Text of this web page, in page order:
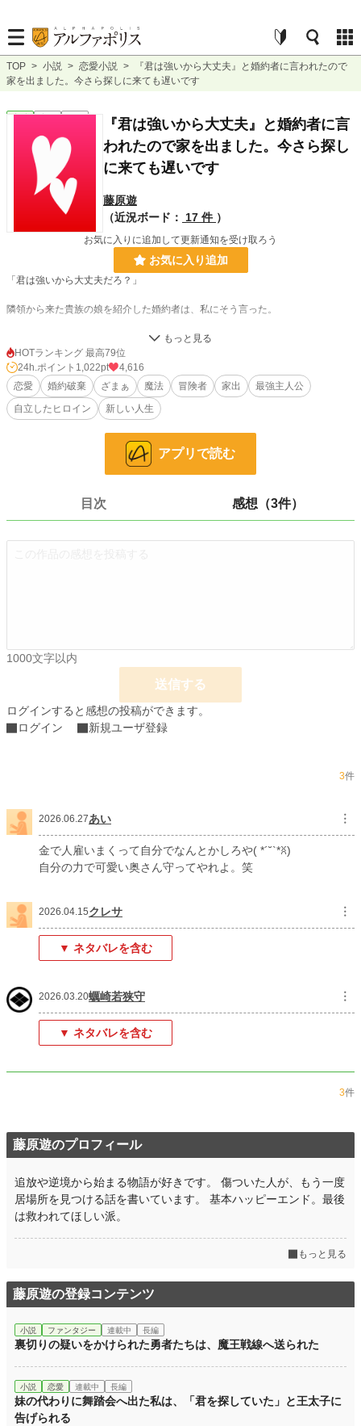
TOP > 小説 > 恋愛小説 >
『君は強いから大丈夫』と婚約者に言われたので
家を出ました。今さら探しに来ても遅いです
恋愛 完結 短編
『君は強いから大丈夫』と婚約者に言
われたので家を出ました。今さら探し
に来ても遅いです
藤原遊
（近況ボード：
17 件 ）
お気に入りに追加して更新通知を受け取ろう
お気に入り追加
「君は強いから大丈夫だろ？」
隣領から来た貴族の娘を紹介した婚約者は、私にそう言った。
平民ながら魔力が多く、魔法学校に特待生として通っていた私は、在学中に領主
の息子に見初められた。
「君の力なら、この街を守れる。一緒に守ろう」
そう言われて彼の領地に来て、婚約した。
街にはほとんど魔物が近づかなくなり、平和な日々が続いていた。
隣領から来た貴族の娘を紹介した婚約者は、私にこう言った。
「君は強いから大丈夫だろ？」
……今さら探しに来ても遅いです。
1,412 位 / 228,832 件
恋愛 806 位 / 66,375 件
更新日時 2026.03.20 12:00
初回公開日時 2026.03.19 19:00
週間ポイント 4,409 pt (2,331 位)
月間ポイント 18,735 pt (2,523 位)
累計ポイント 183,325 pt (21,124 位)
HOTランキング 最高79位
24h.ポイント 1,022pt
4,616
恋愛
婚約破棄 ざまぁ 魔法 冒険者 家出
最強主人公
自立したヒロイン
新しい人生
アプリで読む
目次 感想（3件）
1000文字以内
送信する
ログインすると感想の投稿ができます。
ログイン
新規ユーザ登録
3件
2026.06.27あい ︙
金で人雇いまくって自分でなんとかしろや( *´˘`*ꐦ)
自分の力で可愛い奥さん守ってやれよ。笑
2026.04.15クレサ ︙
▼ ネタバレを含む
2026.03.20蠣崎若狭守 ︙
▼ ネタバレを含む
3件
藤原遊のプロフィール
追放や逆境から始まる物語が好きです。 傷ついた人が、もう一度
居場所を見つける話を書いています。 基本ハッピーエンド。最後
は救われてほしい派。
もっと見る
藤原遊の登録コンテンツ
小説 ファンタジー 連載中 長編
裏切りの疑いをかけられた勇者たちは、魔王戦線へ送られた
小説 恋愛 連載中 長編
妹の代わりに舞踏会へ出た私は、「君を探していた」と王太子に
告げられる